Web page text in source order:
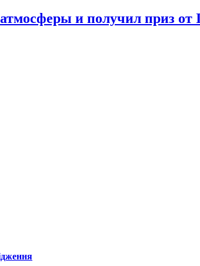
и получил приз от